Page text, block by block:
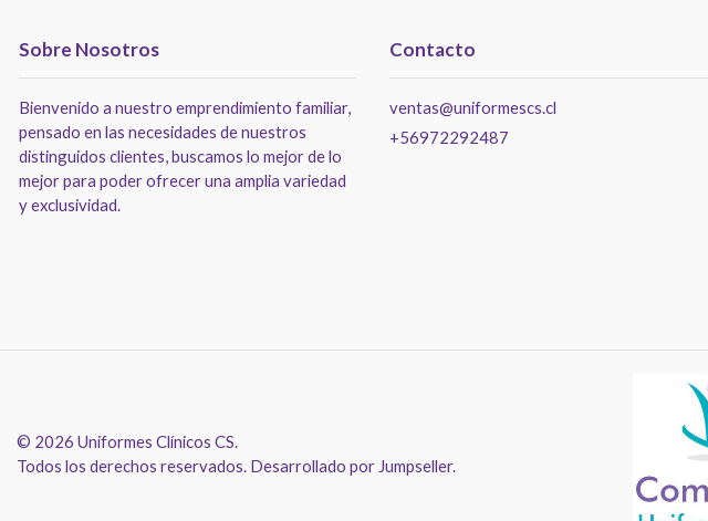
Sobre Nosotros
Bienvenido a nuestro emprendimiento familiar,
pensado en las necesidades de nuestros
distinguidos clientes, buscamos lo mejor de lo
mejor para poder ofrecer una amplia variedad
y exclusividad.
Contacto
ventas@uniformescs.cl
+56972292487
© 2026 Uniformes Clínicos CS.
Todos los derechos reservados. Desarrollado por Jumpseller.